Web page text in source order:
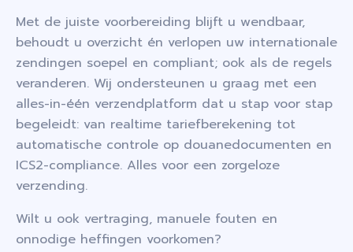
Met de juiste voorbereiding blijft u wendbaar,
behoudt u overzicht én verlopen uw internationale
zendingen soepel en compliant; ook als de regels
veranderen. Wij ondersteunen u graag met een
alles-in-één verzendplatform dat u stap voor stap
begeleidt: van realtime tariefberekening tot
automatische controle op douanedocumenten en
ICS2-compliance. Alles voor een zorgeloze
verzending.
Wilt u ook vertraging, manuele fouten en
onnodige heffingen voorkomen?